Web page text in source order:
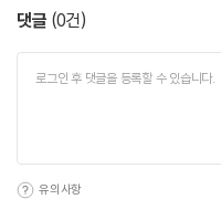
댓글 (0건)
유의사항